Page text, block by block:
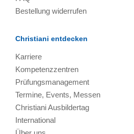
Bestellung widerrufen
Christiani entdecken
Karriere
Kompetenzzentren
Prüfungsmanagement
Termine, Events, Messen
Christiani Ausbildertag
International